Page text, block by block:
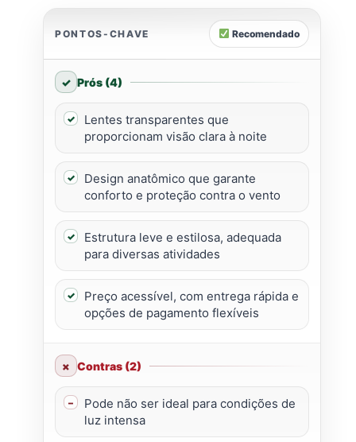
PONTOS-CHAVE Recomendado
Prós (4)
Lentes transparentes que
proporcionam visão clara à noite
Design anatômico que garante
conforto e proteção contra o vento
Estrutura leve e estilosa, adequada
para diversas atividades
Preço acessível, com entrega rápida e
opções de pagamento flexíveis
Contras (2)
Pode não ser ideal para condições de
luz intensa